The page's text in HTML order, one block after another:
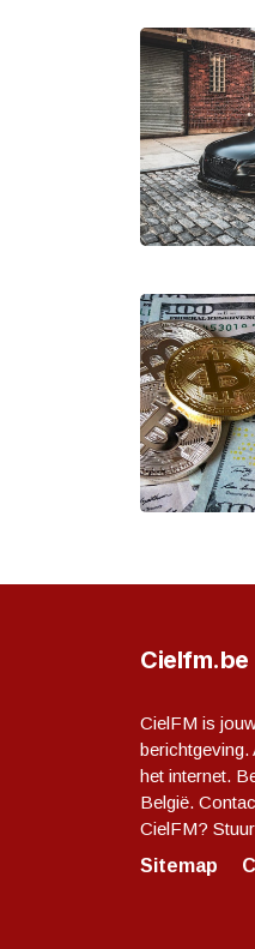
Cielfm.be
CielFM is
berichtgeving.
het internet.
België.
CielFM?
Sitemap